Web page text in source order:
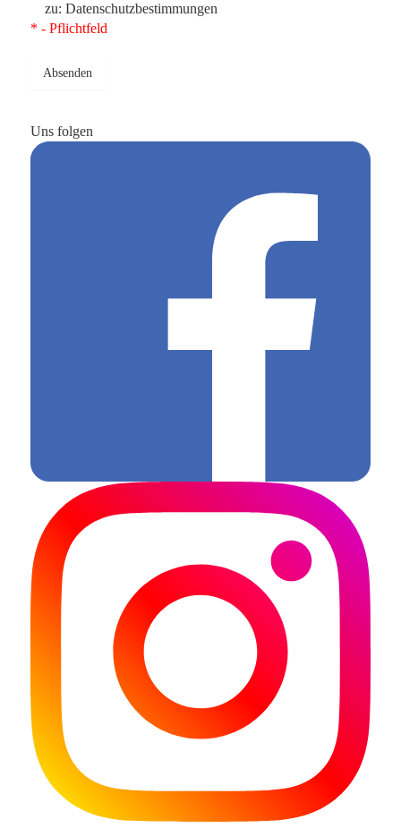
zu: Datenschutzbestimmungen
* - Pflichtfeld
Absenden
Uns folgen